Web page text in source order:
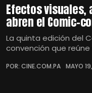
Efectos
abren el Comic-
La quinta edición del
convención que reúne
POR: CINE.COM.PA MAYO